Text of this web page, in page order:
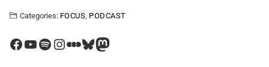
Categories: FOCUS PODCAST